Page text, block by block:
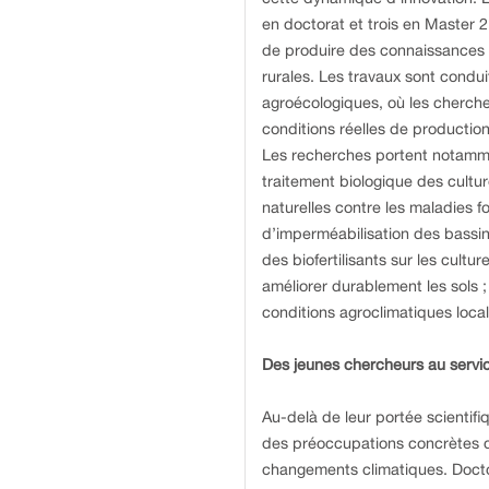
en doctorat et trois en Master
de produire des
rurales. Les travaux sont
agroécologiques, où les
conditions réelles de
Les recherches portent
traitement biologique des
naturelles contre les maladies
d’imperméabilisation des
des biofertilisants sur les
améliorer durablement les sols
conditions agroclimatiques
Des jeunes chercheurs au
Au-delà de leur portée
des préoccupations concrètes
changements climatiques.